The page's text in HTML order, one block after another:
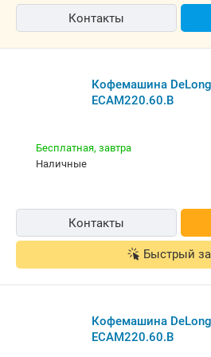
Контакты
Кофемашина
ECAM220.60.B
Бесплатная, завтра
наличные
Контакты
Быстрый
Кофемашина
ECAM220.60.B